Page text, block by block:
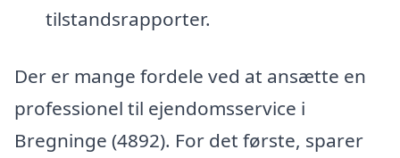
tilstandsrapporter.
Der er mange fordele ved at ansætte en
professionel til ejendomsservice i
Bregninge (4892). For det første, sparer